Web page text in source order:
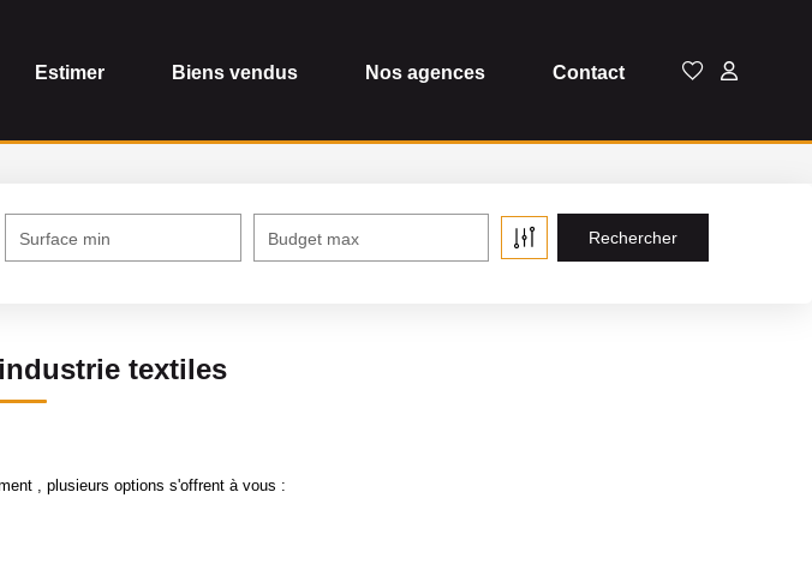
Estimer Biens vendus Nos agences Contact
Surface min Budget max
textiles
, plusieurs options s'offrent à vous :